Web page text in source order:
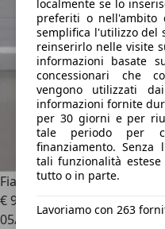
Fiat 500C500C III 1.2 Lounge
€ 9.900
05/2013
localmente se lo
preferiti o nell'ambito
semplifica l'utilizzo del
reinserirlo nelle visite
informazioni basate
concessionari che
vengono utilizzati
informazioni fornite
per 30 giorni e per
tale periodo per
finanziamento.
tali funzionalità
tutto o in parte.
Lavoriamo con 263